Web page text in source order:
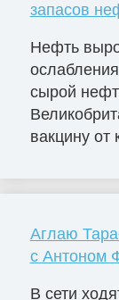
запасов
Нефть
сырой
вакцину от
Аглаю
с Антоном
В сети